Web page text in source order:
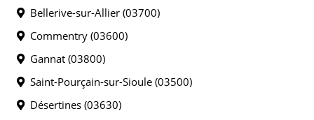
Bellerive-sur-Allier (03700)
Commentry (03600)
Gannat (03800)
Saint-Pourçain-sur-Sioule (03500)
Désertines (03630)